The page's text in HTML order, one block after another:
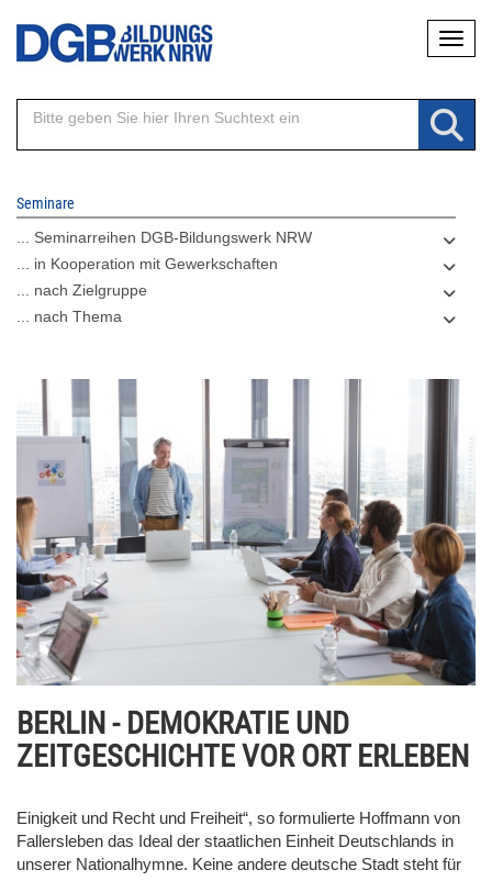
Direkt
Inhalt
Seminare
... Seminarreihen DGB-Bildungswerk NRW
... in Kooperation mit Gewerkschaften
... nach Zielgruppe
... nach Thema
BERLIN - DEMOKRATIE UND
ZEITGESCHICHTE VOR ORT ERLEBEN
Einigkeit und Recht und Freiheit“, so formulierte Hoffmann von
Fallersleben das Ideal der staatlichen Einheit Deutschlands in
unserer Nationalhymne. Keine andere deutsche Stadt steht für